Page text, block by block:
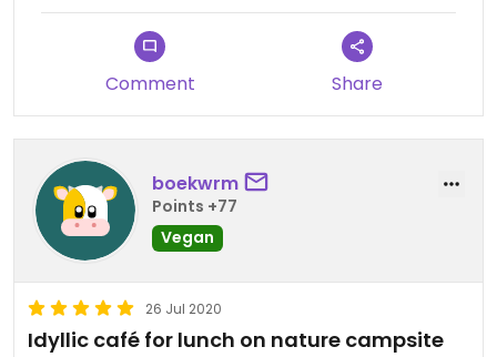
Comment Share
boekwrm
Points +77
Vegan
26 Jul 2020
Idyllic café for lunch on nature campsite